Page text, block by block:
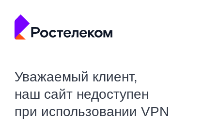
Уважаемый клиент,
наш сайт недоступен
при использовании VPN